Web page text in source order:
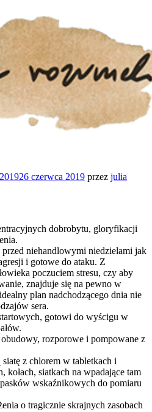
26 czerwca 2019 przez julia
dobrobytu, gloryfikacji
niehandlowymi niedzielami jak
i gotowe do ataku. Z
poczuciem stresu, czy aby
znajduje się na pewno w
plan nadchodzącego dnia nie
sera.
gotowi do wyścigu w
rozporowe i pompowane z
z chlorem w tabletkach i
kołach, siatkach na wpadające tam
wskaźnikowych do pomiaru
o tragicznie skrajnych zasobach